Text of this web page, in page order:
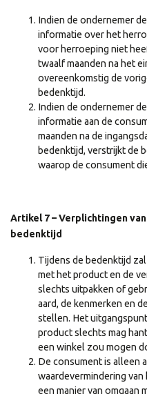
Indien de ondernemer
informatie over het
voor herroeping niet
twaalf maanden na het
overeenkomstig de
bedenktijd.
Indien de ondernemer
informatie aan de
maanden na de
bedenktijd, verstrijkt de
waarop de consument
Artikel 7 – Verplichtingen
bedenktijd
Tijdens de bedenktijd
met het product en de
slechts uitpakken of
aard, de kenmerken en
stellen. Het
product slechts mag
een winkel zou mogen
De consument is alleen
waardevermindering
een manier van omgaan